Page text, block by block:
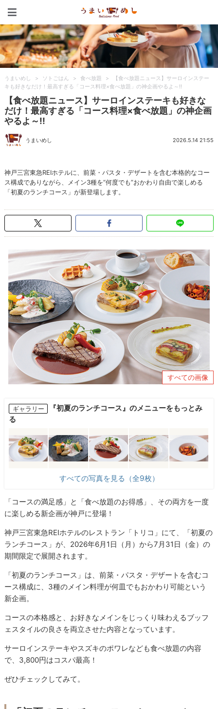
うまいめし > ソトごはん > 食べ放題 >
【食べ放題ニュース】サーロインステー
キも好きなだけ！最高すぎる「コース料理×食べ放題」の神企画やるよ～!!
【食べ放題ニュース】サーロインステーキも好きな
だけ！最高すぎる「コース料理×食べ放題」の神企画
やるよ～!!
うまいめし 2026.5.14 21:55
神戸三宮東急REIホテルに、前菜・パスタ・デザートを含む本格的なコー
ス構成でありながら、メイン3種を“何度でも”おかわり自由で楽しめる
「初夏のランチコース」が新登場します。
すべての画像
ギャラリー
『初夏のランチコース』のメニューをもっとみ
る
すべての写真を見る（全9枚）
「コースの満足感」と「食べ放題のお得感」、その両方を一度
に楽しめる新企画が神戸に登場！
神戸三宮東急REIホテルのレストラン「トリコ」にて、「初夏の
ランチコース」が、2026年6月1日（月）から7月31日（金）の
期間限定で展開されます。
「初夏のランチコース」は、前菜・パスタ・デザートを含むコ
ース構成に、3種のメイン料理が何皿でもおかわり可能という
新企画。
コースの本格感と、お好きなメインをじっくり味わえるブッフ
ェスタイルの良さを両立させた内容となっています。
サーロインステーキやスズキのポワレなども食べ放題の内容
で、3,800円はコスパ最高！
ぜひチェックしてみて。